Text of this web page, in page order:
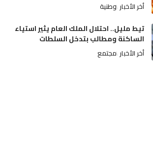
أخر الأخبار وطنية
تيط مليل.. احتلال الملك العام يثير استياء
الساكنة ومطالب بتدخل السلطات
أخر الأخبار مجتمع